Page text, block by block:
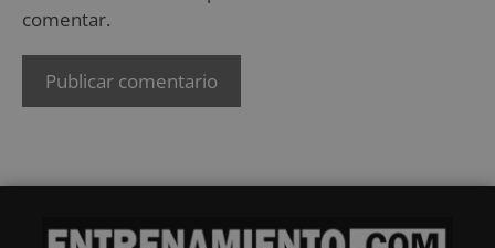
comentar.